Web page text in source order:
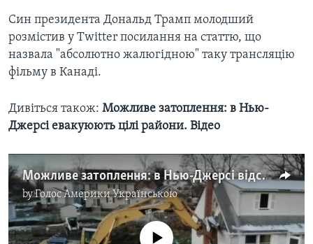
Син президента Дональд Трамп молодший
розмістив у Twitter посилання на статтю, що
назвала "абсолютно жалюгідною" таку трансляцію
фільму в Канаді.
Дивіться також: ​ Можливе затоплення: в Нью-
Джерсі евакуюють цілі райони. Відео
Можливе затоплення: в Нью-Джерсі відселюють цілі райони. Відео
byГолос Америки Українською
No media source currently available